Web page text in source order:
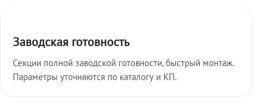
Заводская готовность
Секции полной заводской готовности, быстрый монтаж.
Параметры уточняются по каталогу и КП.